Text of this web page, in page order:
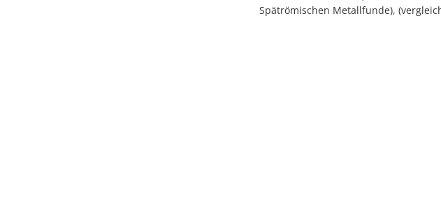
Spätrömischen Metallfunde),